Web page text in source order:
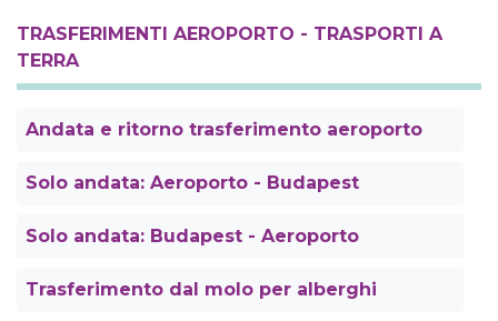
TRASFERIMENTI AEROPORTO - TRASPORTI A
TERRA
Andata e ritorno trasferimento aeroporto
Solo andata: Aeroporto - Budapest
Solo andata: Budapest - Aeroporto
Trasferimento dal molo per alberghi